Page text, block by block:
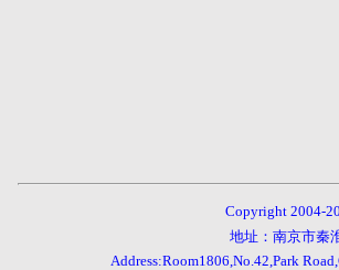
Copyright 2004-
地址：南京市秦
Address:Room1806,No.42,ParkRoad,